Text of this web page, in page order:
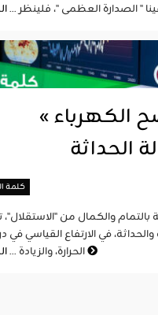
" الصدارة العظمى "، فلينظر ...
« حين يفضح الكهرباء
الحداثة
كلمة
في الارتفاع القياسي في
الحرارة، والزيادة ...